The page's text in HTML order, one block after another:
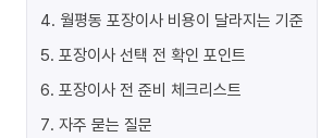
4. 월평동 포장이사 비용이 달라지는 기준
5. 포장이사 선택 전 확인 포인트
6. 포장이사 전 준비 체크리스트
7. 자주 묻는 질문